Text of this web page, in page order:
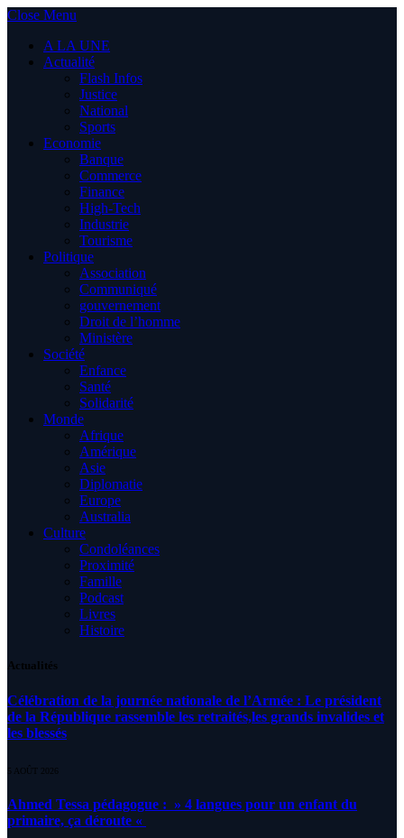
Close Menu
A LA UNE
Actualité
Flash Infos
Justice
National
Sports
Economie
Banque
Commerce
Finance
High-Tech
Industrie
Tourisme
Politique
Association
Communiqué
gouvernement
Droit de l’homme
Ministère
Société
Enfance
Santé
Solidarité
Monde
Afrique
Amérique
Asie
Diplomatie
Europe
Australia
Culture
Condoléances
Proximité
Famille
Podcast
Livres
Histoire
Actualités
Célébration de la journée nationale de l’Armée : Le président
de la République rassemble les retraités,les grands invalides et
les blessés
5 AOÛT 2026
Ahmed Tessa pédagogue : » 4 langues pour un enfant du
primaire, ça déroute «